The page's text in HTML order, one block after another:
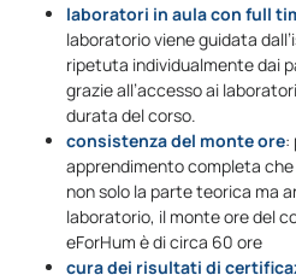
laboratori in aula con full
laboratorio viene guidata
ripetuta individualmente dai
grazie all’accesso ai
durata del corso.
consistenza del monte ore:
apprendimento completa che
non solo la parte teorica ma
laboratorio, il monte ore del
eForHum è di circa 60 ore
cura dei risultati di